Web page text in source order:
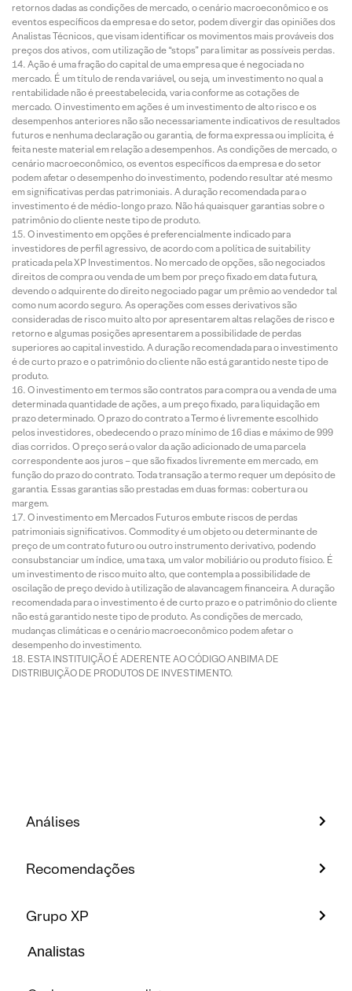
retornos dadas as condições de mercado, o cenário macroeconômico e os
eventos específicos da empresa e do setor, podem divergir das opiniões dos
Analistas Técnicos, que visam identificar os movimentos mais prováveis dos
preços dos ativos, com utilização de “stops” para limitar as possíveis perdas.
Ação é uma fração do capital de uma empresa que é negociada no
mercado. É um título de renda variável, ou seja, um investimento no qual a
rentabilidade não é preestabelecida, varia conforme as cotações de
mercado. O investimento em ações é um investimento de alto risco e os
desempenhos anteriores não são necessariamente indicativos de resultados
futuros e nenhuma declaração ou garantia, de forma expressa ou implícita, é
feita neste material em relação a desempenhos. As condições de mercado, o
cenário macroeconômico, os eventos específicos da empresa e do setor
podem afetar o desempenho do investimento, podendo resultar até mesmo
em significativas perdas patrimoniais. A duração recomendada para o
investimento é de médio-longo prazo. Não há quaisquer garantias sobre o
patrimônio do cliente neste tipo de produto.
O investimento em opções é preferencialmente indicado para
investidores de perfil agressivo, de acordo com a política de suitability
praticada pela XP Investimentos. No mercado de opções, são negociados
direitos de compra ou venda de um bem por preço fixado em data futura,
devendo o adquirente do direito negociado pagar um prêmio ao vendedor tal
como num acordo seguro. As operações com esses derivativos são
consideradas de risco muito alto por apresentarem altas relações de risco e
retorno e algumas posições apresentarem a possibilidade de perdas
superiores ao capital investido. A duração recomendada para o investimento
é de curto prazo e o patrimônio do cliente não está garantido neste tipo de
produto.
O investimento em termos são contratos para compra ou a venda de uma
determinada quantidade de ações, a um preço fixado, para liquidação em
prazo determinado. O prazo do contrato a Termo é livremente escolhido
pelos investidores, obedecendo o prazo mínimo de 16 dias e máximo de 999
dias corridos. O preço será o valor da ação adicionado de uma parcela
correspondente aos juros – que são fixados livremente em mercado, em
função do prazo do contrato. Toda transação a termo requer um depósito de
garantia. Essas garantias são prestadas em duas formas: cobertura ou
margem.
O investimento em Mercados Futuros embute riscos de perdas
patrimoniais significativos. Commodity é um objeto ou determinante de
preço de um contrato futuro ou outro instrumento derivativo, podendo
consubstanciar um índice, uma taxa, um valor mobiliário ou produto físico. É
um investimento de risco muito alto, que contempla a possibilidade de
oscilação de preço devido à utilização de alavancagem financeira. A duração
recomendada para o investimento é de curto prazo e o patrimônio do cliente
não está garantido neste tipo de produto. As condições de mercado,
mudanças climáticas e o cenário macroeconômico podem afetar o
desempenho do investimento.
ESTA INSTITUIÇÃO É ADERENTE AO CÓDIGO ANBIMA DE
DISTRIBUIÇÃO DE PRODUTOS DE INVESTIMENTO.
Análises
Recomendações
Grupo XP
Analistas